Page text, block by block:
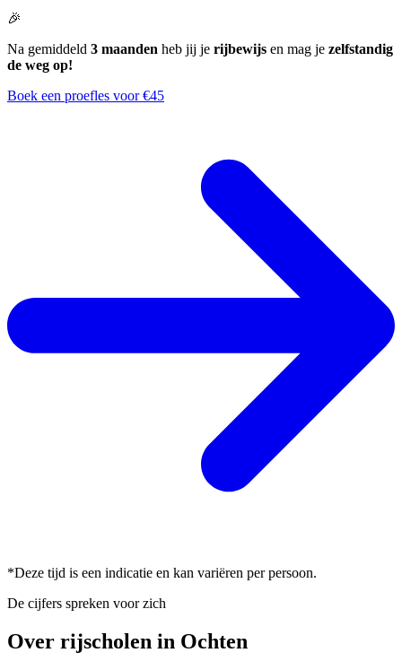
🎉
Na gemiddeld 3 maanden heb jij je rijbewijs en mag je zelfstandig
de weg op!
Boek een proefles voor €45
*Deze tijd is een indicatie en kan variëren per persoon.
De cijfers spreken voor zich
Over rijscholen in Ochten